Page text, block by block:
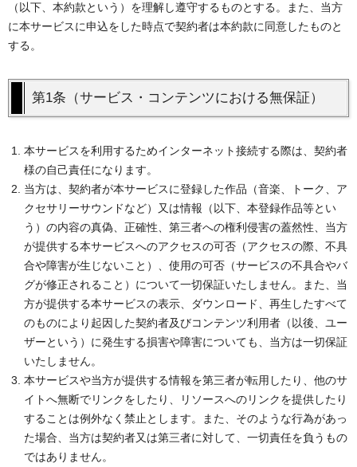
（以下、本約款という）を理解し遵守するものとする。また、当方
に本サービスに申込をした時点で契約者は本約款に同意したものと
する。
第1条（サービス・コンテンツにおける無保証）
本サービスを利用するためインターネット接続する際は、契約者
様の自己責任になります。
当方は、契約者が本サービスに登録した作品（音楽、トーク、ア
クセサリーサウンドなど）又は情報（以下、本登録作品等とい
う）の内容の真偽、正確性、第三者への権利侵害の蓋然性、当方
が提供する本サービスへのアクセスの可否（アクセスの際、不具
合や障害が生じないこと）、使用の可否（サービスの不具合やバ
グが修正されること）について一切保証いたしません。また、当
方が提供する本サービスの表示、ダウンロード、再生したすべて
のものにより起因した契約者及びコンテンツ利用者（以後、ユー
ザーという）に発生する損害や障害についても、当方は一切保証
いたしません。
本サービスや当方が提供する情報を第三者が転用したり、他のサ
イトへ無断でリンクをしたり、リソースへのリンクを提供したり
することは例外なく禁止とします。また、そのような行為があっ
た場合、当方は契約者又は第三者に対して、一切責任を負うもの
ではありません。